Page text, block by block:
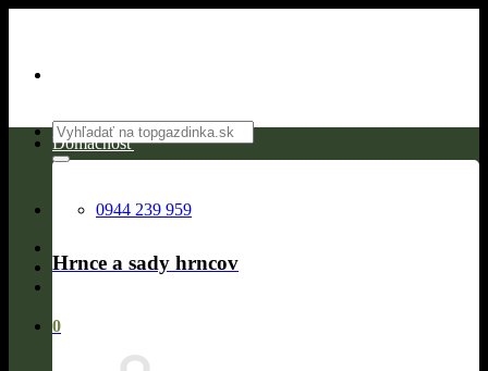
Hľadať:
0944 239 959
0
Domácnosť
Hrnce a sady hrncov